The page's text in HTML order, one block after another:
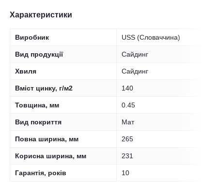
Характеристики
Виробник USS (Словаччина)
Вид продукції Сайдинг
Хвиля Сайдинг
Вміст цинку, г/м2 140
Товщина, мм 0.45
Вид покриття Мат
Повна ширина, мм 265
Корисна ширина, мм 231
Гарантія, років 10